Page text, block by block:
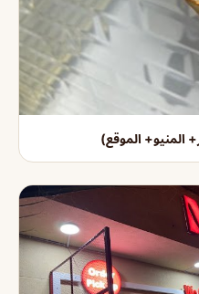
المنيو+ الموقع)